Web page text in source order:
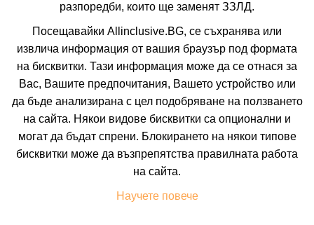
❮ ❯
УДОБСТВА В ХОТЕЛА FAQ ЗА ХОТЕЛА
разпоредби, които ще заменят ЗЗЛД.
Посещавайки Allinclusive.BG, се съхранява или
извлича информация от вашия браузър под формата
на бисквитки. Тази информация може да се отнася за
Вас, Вашите предпочитания, Вашето устройство или
да бъде анализирана с цел подобряване на ползването
на сайта. Някои видове бисквитки са опционални и
могат да бъдат спрени. Блокирането на някои типове
бисквитки може да възпрепятства правилната работа
на сайта.
Научете повече